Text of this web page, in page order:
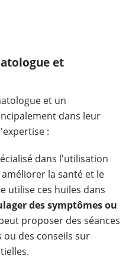
et
et un
dans leur
:
dans l'utilisation
la santé et le
utilise ces huiles dans
des symptômes ou
proposer des séances
ou des conseils sur